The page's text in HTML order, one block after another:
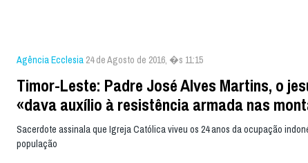
Agência Ecclesia 24 de Agosto de 2016, �s 11:15
Timor-Leste: Padre José Alves Martins, o
«dava auxílio à resistência armada nas
Sacerdote assinala que Igreja Católica viveu os 24 anos da ocupação
população